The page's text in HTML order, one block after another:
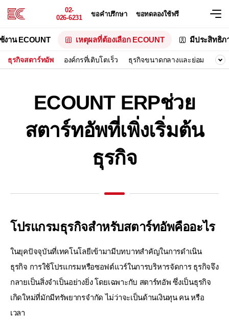
02-
026-6231
ขอคำปรึกษา ขอทดลองใช้ฟรี
งาน ECOUNT เหตุผลที่ต้องเลือก ECOUNT มีประสิทธิ
ธุรกิจสตาร์ทอัพ องค์กรที่เติบโตเร็ว ธุรกิจขนาดกลางและย่อม อง
ECOUNT ERPช่วย
สตาร์ทอัพที่เพิ่งเริ่มต้น
ธุรกิจ
โปรแกรมธุรกิจสำหรับสตาร์ทอัพคืออะไร
ในยุคปัจจุบันที่เทคโนโลยีเข้ามามีบทบาทสำคัญในการดำเนิน
ธุรกิจ การใช้โปรแกรมหรือซอฟต์แวร์ในการบริหารจัดการธุรกิจจึง
กลายเป็นสิ่งจำเป็นอย่างยิ่ง โดยเฉพาะกับ สตาร์ทอัพ ซึ่งเป็นธุรกิจ
เกิดใหม่ที่มักมีทรัพยากรจำกัดไม่ว่าจะเป็นด้านเงินทุน คน หรือ
เวลา